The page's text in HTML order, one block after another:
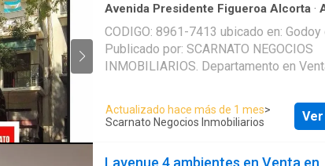
aproximados. Los datos fueron
el propietario y pueden no estar
hora de la visualización de este aviso
pueden arrojar inexactitudes y
legales del inmueble. Los precios
modificarse sin previo aviso. El
a la realización de cualquier operación,
Avenida Presidente Figueroa Alcorta ·
CODIGO: 8961-7413 ubicado en:
Publicado por: SCARNATO NEGOCIOS
INMOBILIARIOS. Departamento en
null. Servicios en el Departamento: . El
cuenta con: Publicado a través de
Actualizado hace más de 1 mes>
Scarnato Negocios Inmobiliarios
Lavenue 4 ambientes en Venta en